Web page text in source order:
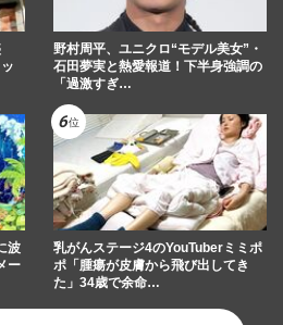
野村周平、ユニクロ“モデル美女”・
石田夢実と熱愛報道！下半身強調の
「過激すぎ…
波
ー
乳がんステージ4のYouTuberミミポ
ポ「腫瘍が皮膚から飛び出してき
た」34歳で余命…